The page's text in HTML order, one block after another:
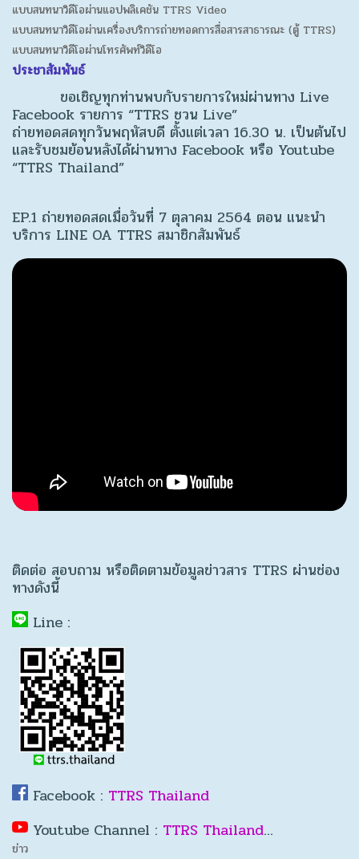
แบบสนทนาวิดีโอผ่านแอปพลิเคชัน TTRS Video
แบบสนทนาวิดีโอผ่านเครื่องบริการถ่ายทอดการสื่อสารสาธารณะ (ตู้ TTRS)
แบบสนทนาวิดีโอผ่านโทรศัพท์วิดีโอ
ประชาสัมพันธ์
ขอเชิญทุกท่านพบกับรายการใหม่ผ่านทาง Live
Facebook รายการ “TTRS ชวน Live”
ถ่ายทอดสดทุกวันพฤหัสบดี ตั้งแต่เวลา 16.30 น. เป็นต้นไป
และรับชมย้อนหลังได้ผ่านทาง Facebook หรือ Youtube
“TTRS Thailand”
EP.1 ถ่ายทอดสดเมื่อวันที่ 7 ตุลาคม 2564 ตอน แนะนำ
บริการ LINE OA TTRS สมาชิกสัมพันธ์
ติดต่อ สอบถาม หรือติดตามข้อมูลข่าวสาร TTRS ผ่านช่อง
ทางดังนี้
Line :
Facebook : TTRS Thailand
Youtube Channel : TTRS Thailand…
ข่าว